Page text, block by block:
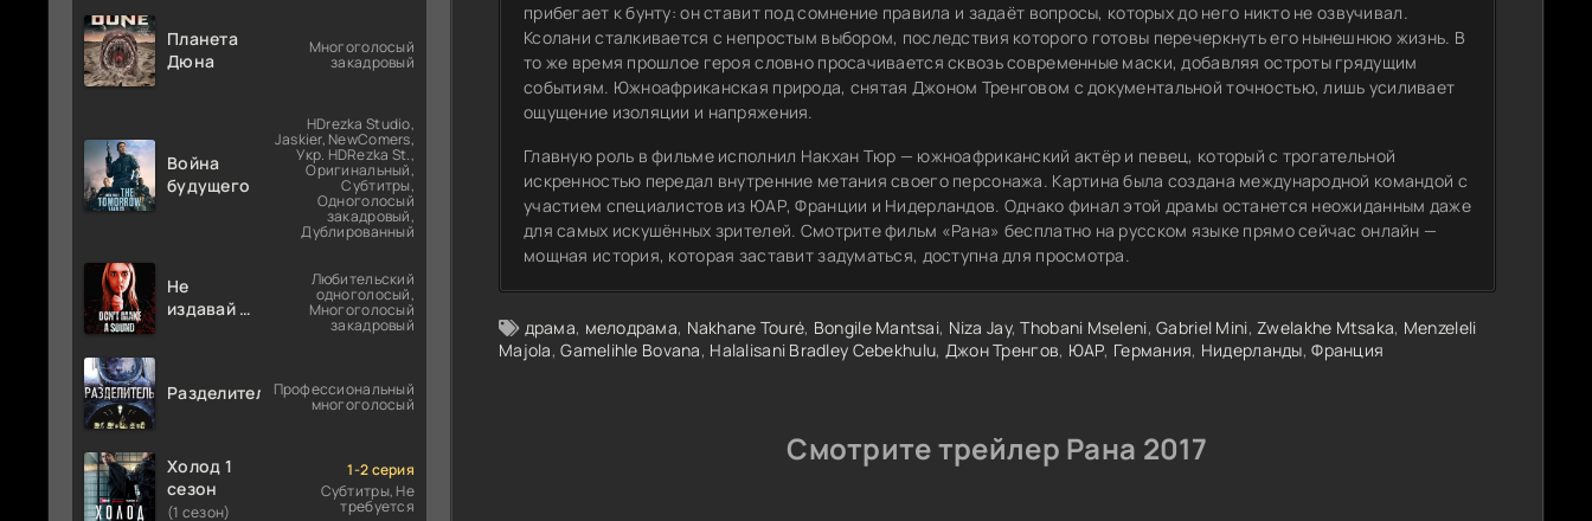
Планета
Дюна
Многоголосый
закадровый
Война
будущего
HDrezka Studio,
Jaskier, NewComers,
Укр. HDRezka St.,
Оригинальный,
Субтитры,
Одноголосый
закадровый,
Дублированный
Не
издавай ни
Любительский
одноголосый,
Многоголосый
закадровый
РазделительПрофессиональный
многоголосый
Холод 1
сезон
(1 сезон)
1-2 серия
Субтитры, Не
требуется
прибегает к бунту: он ставит под сомнение правила и задаёт вопросы, которых до него никто не озвучивал.
Ксолани сталкивается с непростым выбором, последствия которого готовы перечеркнуть его нынешнюю жизнь. В
то же время прошлое героя словно просачивается сквозь современные маски, добавляя остроты грядущим
событиям. Южноафриканская природа, снятая Джоном Тренговом с документальной точностью, лишь усиливает
ощущение изоляции и напряжения.
Главную роль в фильме исполнил Накхан Тюр — южноафриканский актёр и певец, который с трогательной
искренностью передал внутренние метания своего персонажа. Картина была создана международной командой с
участием специалистов из ЮАР, Франции и Нидерландов. Однако финал этой драмы останется неожиданным даже
для самых искушённых зрителей. Смотрите фильм «Рана» бесплатно на русском языке прямо сейчас онлайн —
мощная история, которая заставит задуматься, доступна для просмотра.
драма, мелодрама, Nakhane Touré, Bongile Mantsai, Niza Jay,Thobani Mseleni,Gabriel Mini,Zwelakhe Mtsaka, Menzeleli
Majola,Gamelihle Bovana, Halalisani Bradley Cebekhulu, Джон Тренгов, ЮАР, Германия, Нидерланды,Франция
Смотрите трейлер Рана 2017